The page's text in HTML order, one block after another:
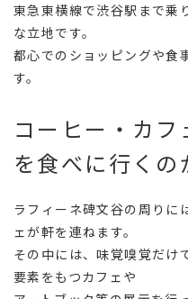
東急東横線で渋谷駅まで乗
な立地です。
都心でのショッピングや食
す。
コーヒー・カ
を食べに行くの
ラフィーネ碑文谷の周りに
ェが軒を連ねます。
その中には、味覚嗅覚だけ
要素をもつカフェや